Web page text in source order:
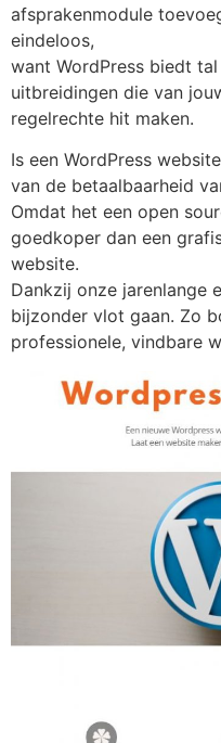
afsprakenmodule
eindeloos,
want WordPress biedt
uitbreidingen die van
regelrechte hit maken.
Is een WordPress
van de betaalbaarheid
Omdat het een open
goedkoper dan een
website.
Dankzij onze jarenlange
bijzonder vlot gaan. Zo
professionele, vindbare